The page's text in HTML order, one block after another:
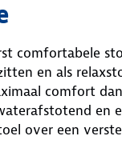
comfortabele
en als
comfort
en
over een